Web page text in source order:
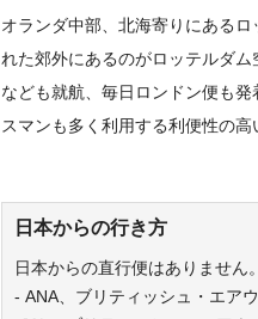
オランダ中部、北海寄りにある
れた郊外にあるのがロッテルダ
なども就航、毎日ロンドン便も
スマンも多く利用する利便性の高
日本からの行き方
日本からの直行便はありません。
- ANA、ブリティッシュ・エア